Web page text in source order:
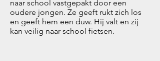
naar school vastgepakt door een
oudere jongen. Ze geeft rukt zich los
en geeft hem een duw. Hij valt en zij
kan veilig naar school fietsen.